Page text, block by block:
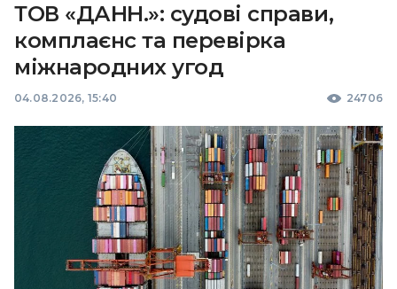
ТОВ «ДАНН.»: судові справи,
комплаєнс та перевірка
міжнародних угод
04.08.2026, 15:40 24706